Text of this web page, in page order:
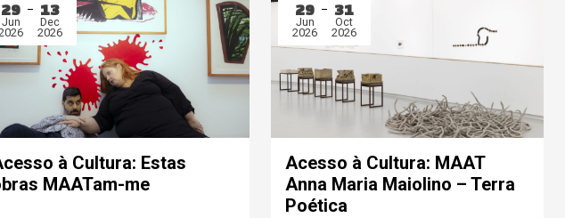
29
Jun
13
Dec
2026
à Cultura: Estas
MAATam-me
29
Jun
2026
31
Oct
2026
Acesso à Cultura: MAAT
Anna Maria Maiolino – Terra
Poética